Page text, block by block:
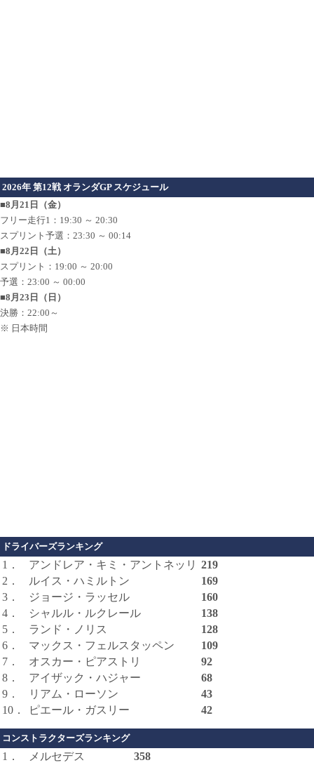
2026年 第12戦 オランダGP スケジュール
■8月21日（金）
フリー走行1：19:30 ～ 20:30
スプリント予選：23:30 ～ 00:14
■8月22日（土）
スプリント：19:00 ～ 20:00
予選：23:00 ～ 00:00
■8月23日（日）
決勝：22:00～
※ 日本時間
ドライバーズランキング
1． アンドレア・キミ・アントネッリ 219
2．
ルイス・ハミルトン
169
3．
ジョージ・ラッセル
160
4．
シャルル・ルクレール
138
5．
ランド・ノリス
128
6．
マックス・フェルスタッペン
109
7．
オスカー・ピアストリ
92
8．
アイザック・ハジャー
68
9．
リアム・ローソン
43
10．
ピエール・ガスリー 42
コンストラクターズランキング
1． メルセデス
358